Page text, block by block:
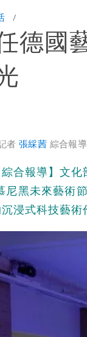
！內褲掛陽台
假「跟巴威差
德國
者張綵茜 綜合報導
綜合報導】文
尼黑未來藝術
浸式科技藝術